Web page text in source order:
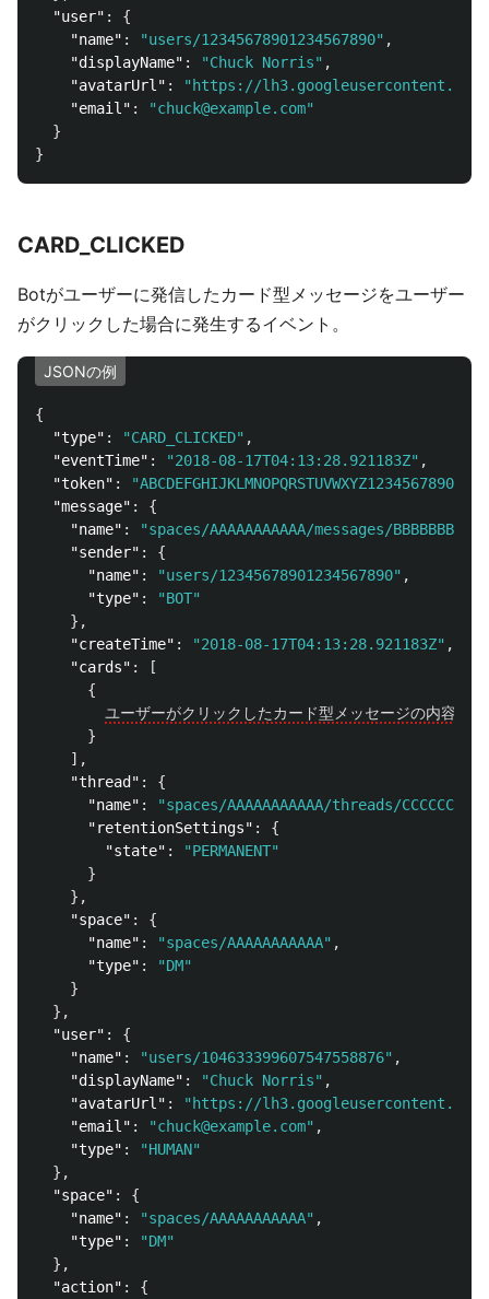
"user" :
{
"name" : "users/12345678901234567890" ,
"displayName" : "Chuck Norris" ,
"avatarUrl" :
"https://
"email" :
"chuck@example.com"
}
}
CARD_CLICKED
Botがユーザーに発信したカード型メッセージをユーザー
がクリックした場合に発生するイベント。
JSONの例
{
"type" : "CARD_CLICKED" ,
"eventTime" : "2018-08-17T04:13:28.921183Z" ,
"token" :
"message" :
{
"name" :
"spaces/AAAAAAAAAAA/messages/
"sender" :
{
"name" : "users/12345678901234567890" ,
"type" :
"BOT"
},
"createTime" : "2018-08-17T04:13:28.921183Z" ,
"cards" :
[
{
ユーザーがクリックしたカード型メッセージの内容
}
],
"thread" :
{
"name" :
"spaces/AAAAAAAAAAA/threads/
"retentionSettings" :
{
"state" :
"PERMANENT"
}
},
"space" :
{
"name" : "spaces/AAAAAAAAAAA" ,
"type" :
"DM"
}
},
"user" :
{
"name" : "users/104633399607547558876" ,
"displayName" : "Chuck Norris" ,
"avatarUrl" :
"https://
"email" : "chuck@example.com" ,
"type" :
"HUMAN"
},
"space" :
{
"name" : "spaces/AAAAAAAAAAA" ,
"type" :
"DM"
},
"action" :
{